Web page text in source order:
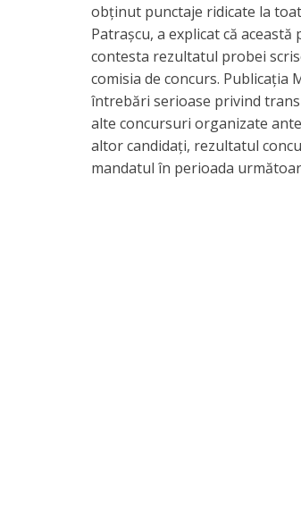
obținut punctaje ridicate la
Patrașcu, a explicat că
contesta rezultatul probei
comisia de concurs. Publicația
întrebări serioase privind
alte concursuri organizate
altor candidați, rezultatul
mandatul în perioada